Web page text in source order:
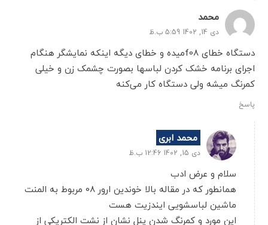
محمد
دی 14, 1402 5:59 ب.ظ
دستگاه خطای f08میده و خطای دیگه اینکه نمایشگر هنگام
اجرای برنامه خشک کردن لباسها بصورت چشمک زن و خیلی
کمرنگ میشه ولی دستگاه کار می‌کنه
پاسخ
محمد ابری
دی 15, 1402 12:46 ب.ظ
سلام و عرض ادب
همانطور که در مقاله بالا خوندین ارور 08 مربوط به المنت
ماشین لباسشویی ایندزیت هست
این مورد و کمرنگ شدن پنل نشان از نشت الکتریکی از